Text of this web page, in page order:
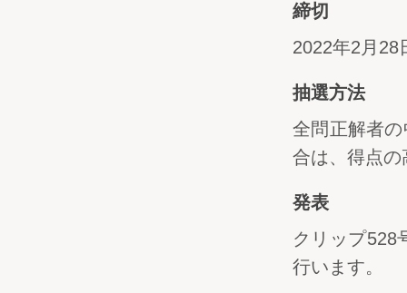
締切
2022年2月28
抽選方法
全問正解者
合は、得点
発表
クリップ528
行います。